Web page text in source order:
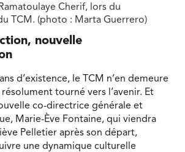
Cherif, lors du
TCM. (photo : Marta Guerrero)
nouvelle
d’existence, le TCM n’en demeure
tourné vers l’avenir. Et
co-directrice générale et
Marie-Ève Fontaine, qui viendra
Pelletier après son départ,
une dynamique culturelle